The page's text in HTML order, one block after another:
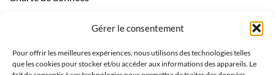
Gérer le consentement
Pour offrir les meilleures expériences, nous utilisons des technologies telles
que les cookies pour stocker et/ou accéder aux informations des appareils. Le